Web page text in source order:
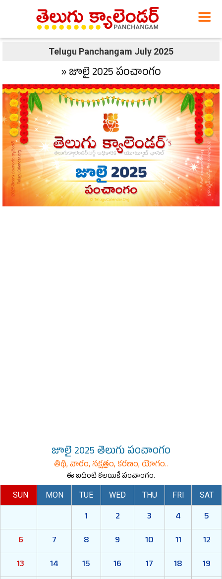
Telugu Panchangam July 2025
» జూలై 2025 పంచాంగం
జూలై 2025 తెలుగు పంచాంగం
తిథి, వారం, నక్షత్రం, కరణం, యోగం..
ఈ ఐదింటి కలయికే పంచాంగం.
SUN MON TUE WED THU FRI SAT
1 2 3 4
5
6
7 8 9 10 11
12
13
14 15 16 17 18
19